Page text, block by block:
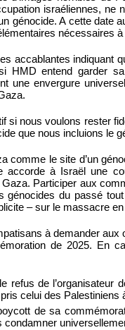
israéliennes,
génocide. A cette date
nécessaires
accablantes indiquant
HMD entend garder
une envergure
si nous voulons rester
que nous incluions le
comme le site d’un
accorde à Israël une
Participer aux
génocides du passé
– sur le massacre
à demander
de 2025. En
refus de l’organisateur
celui des Palestiniens
de sa
condamner